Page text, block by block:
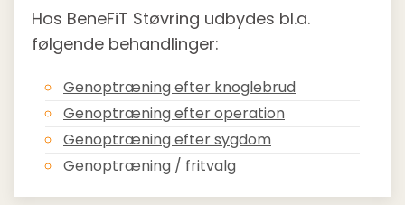
Hos BeneFiT Støvring udbydes bl.a.
følgende behandlinger:
Genoptræning efter knoglebrud
Genoptræning efter operation
Genoptræning efter sygdom
Genoptræning / fritvalg